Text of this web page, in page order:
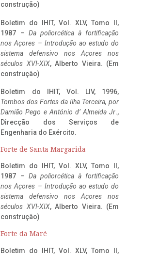
construção)
Boletim do IHIT, Vol. XLV, Tomo II,
1987 – Da poliorcética à fortificação
nos Açores – Introdução ao estudo do
sistema defensivo nos Açores nos
séculos XVI-XIX, Alberto Vieira. (Em
construção)
Boletim do IHIT, Vol. LIV, 1996,
Tombos dos Fortes da Ilha Terceira, por
Damião Pego e António d’ Almeida Jr.,
Direcção dos Serviços de
Engenharia do Exército.
Forte de Santa Margarida
Boletim do IHIT, Vol. XLV, Tomo II,
1987 – Da poliorcética à fortificação
nos Açores – Introdução ao estudo do
sistema defensivo nos Açores nos
séculos XVI-XIX, Alberto Vieira. (Em
construção)
Forte da Maré
Boletim do IHIT, Vol. XLV, Tomo II,